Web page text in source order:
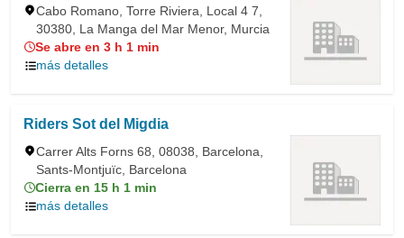
Cabo Romano, Torre Riviera, Local 4 7,
30380, La Manga del Mar Menor, Murcia
Se abre en 3 h 1 min
más detalles
Riders Sot del Migdia
Carrer Alts Forns 68, 08038, Barcelona,
Sants-Montjuïc, Barcelona
Cierra en 15 h 1 min
más detalles